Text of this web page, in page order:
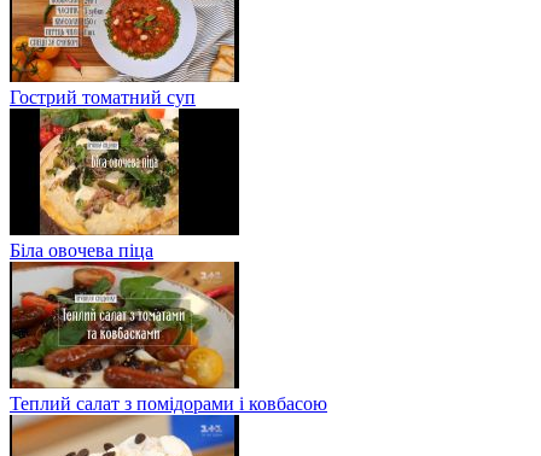
Гострий томатний суп
Біла овочева піца
Теплий салат з помідорами і ковбасою